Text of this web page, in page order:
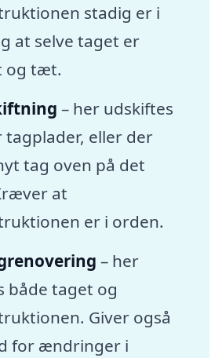
stadig er i
at selve taget er
og tæt.
– her udskiftes
tagplader, eller der
tag oven på det
at
er i orden.
– her
både taget og
Giver også
for ændringer i